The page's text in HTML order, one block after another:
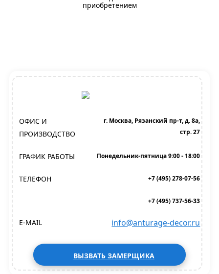
приобретением
ОФИС И
ПРОИЗВОДСТВО
г. Москва, Рязанский пр-т, д. 8а,
стр. 27
ГРАФИК РАБОТЫ Понедельник-пятница 9:00 - 18:00
ТЕЛЕФОН +7 (495) 278-07-56
+7 (495) 737-56-33
E-MAIL info@anturage-decor.ru
ВЫЗВАТЬ ЗАМЕРЩИКА